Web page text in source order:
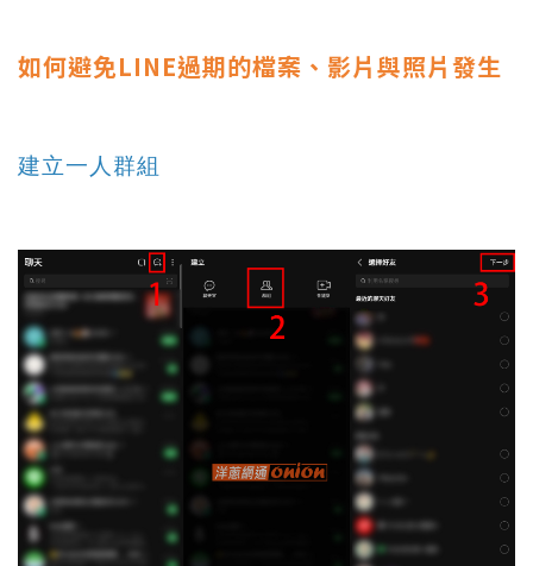
如何避免LINE過期的檔案、影片與照片發生
建立一人群組